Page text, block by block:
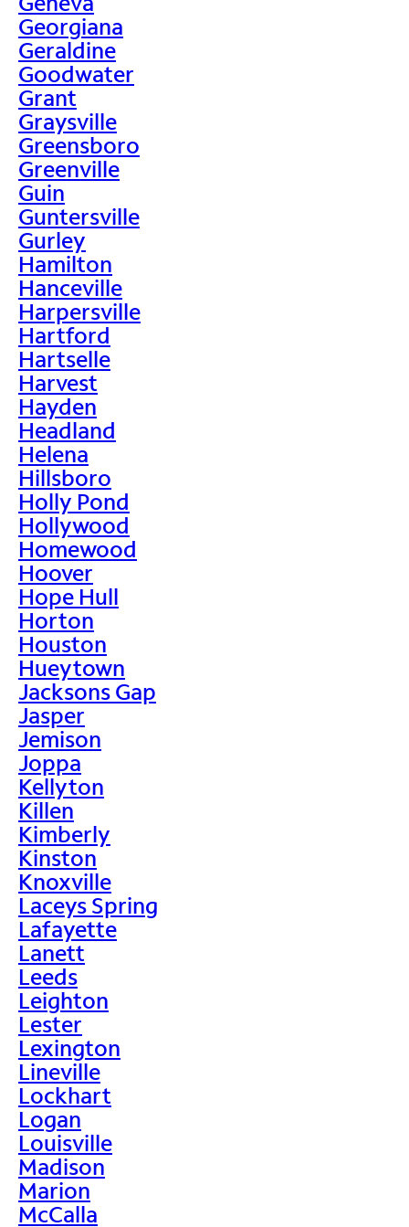
Georgiana
Geraldine
Goodwater
Grant
Graysville
Greensboro
Greenville
Guin
Guntersville
Gurley
Hamilton
Hanceville
Harpersville
Hartford
Hartselle
Harvest
Hayden
Headland
Helena
Hillsboro
Holly Pond
Hollywood
Homewood
Hoover
Hope Hull
Horton
Houston
Hueytown
Jacksons Gap
Jasper
Jemison
Joppa
Kellyton
Killen
Kimberly
Kinston
Knoxville
Laceys Spring
Lafayette
Lanett
Leeds
Leighton
Lester
Lexington
Lineville
Lockhart
Logan
Louisville
Madison
Marion
McCalla